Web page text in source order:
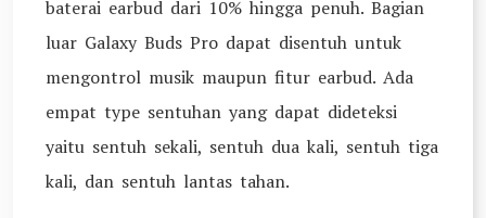
baterai earbud dari 10% hingga penuh. Bagian
luar Galaxy Buds Pro dapat disentuh untuk
mengontrol musik maupun fitur earbud. Ada
empat type sentuhan yang dapat dideteksi
yaitu sentuh sekali, sentuh dua kali, sentuh tiga
kali, dan sentuh lantas tahan.